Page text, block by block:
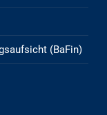
(BaFin)